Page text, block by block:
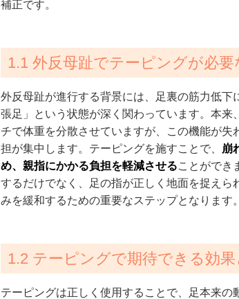
補正です。
1.1 外反母趾でテーピングが必要
外反母趾が進行する背景には、足裏の筋力低下
張足」という状態が深く関わっています。本来
チで体重を分散させていますが、この機能が失
担が集中します。テーピングを施すことで、
崩
め、親指にかかる負担を軽減させることができ
するだけでなく、足の指が正しく地面を捉えら
みを緩和するための重要なステップとなります。
1.2 テーピングで期待できる効果
テーピングは正しく使用することで、足本来